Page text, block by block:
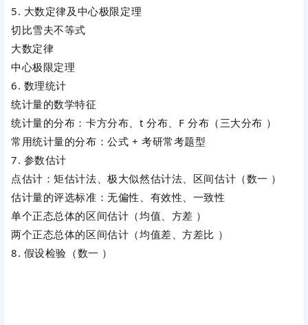
5. 大数定律及中心极限定理
切比雪夫不等式
大数定律
中心极限定理
6. 数理统计
统计量的数学特征
统计量的分布：卡方分布、t 分布、F 分布（三大分布 ）
常用统计量的分布：公式 + 考研常考题型
7. 参数估计
点估计：矩估计法、极大似然估计法、区间估计（数一 ）
估计量的评选标准：无偏性、有效性、一致性
单个正态总体的区间估计（均值、方差 ）
两个正态总体的区间估计（均值差、方差比 ）
8. 假设检验（数一 ）